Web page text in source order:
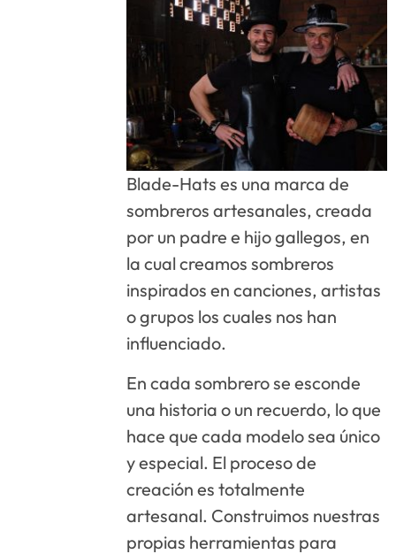
Blade-Hats es una marca de
sombreros artesanales, creada
por un padre e hijo gallegos, en
la cual creamos sombreros
inspirados en canciones, artistas
o grupos los cuales nos han
influenciado.
En cada sombrero se esconde
una historia o un recuerdo, lo que
hace que cada modelo sea único
y especial. El proceso de
creación es totalmente
artesanal. Construimos nuestras
propias herramientas para